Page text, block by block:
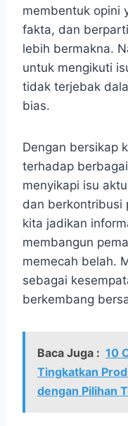
membentuk opini
fakta, dan
lebih bermakna.
untuk mengikuti
tidak terjebak
bias.
Dengan bersikap
terhadap
menyikapi isu
dan berkontribusi
kita jadikan
membangun
memecah belah.
sebagai
berkembang
Baca Juga : 10
Tingkatkan
dengan Pilihan